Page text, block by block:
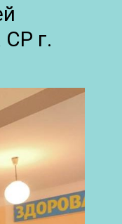
г.